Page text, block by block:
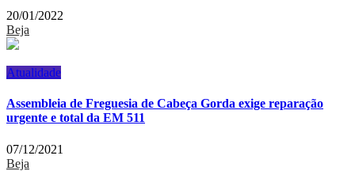
20/01/2022
Beja
Atualidade
Assembleia de Freguesia de Cabeça Gorda exige reparação
urgente e total da EM 511
07/12/2021
Beja